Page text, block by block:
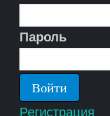
Пароль
Регистрация